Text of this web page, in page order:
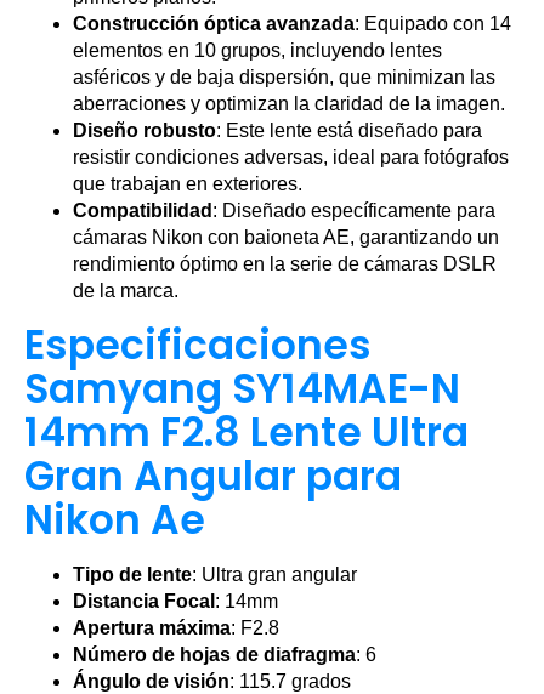
Construcción óptica avanzada: Equipado con 14
elementos en 10 grupos, incluyendo lentes
asféricos y de baja dispersión, que minimizan las
aberraciones y optimizan la claridad de la imagen.
Diseño robusto: Este lente está diseñado para
resistir condiciones adversas, ideal para fotógrafos
que trabajan en exteriores.
Compatibilidad : Diseñado específicamente para
cámaras Nikon con baioneta AE, garantizando un
rendimiento óptimo en la serie de cámaras DSLR
de la marca.
Especificaciones
Samyang SY14MAE-N
14mm F2.8 Lente Ultra
Gran Angular para
Nikon Ae
Tipo de lente: Ultra gran angular
Distancia Focal : 14mm
Apertura máxima: F2.8
Número de hojas de diafragma: 6
Ángulo de visión: 115.7 grados